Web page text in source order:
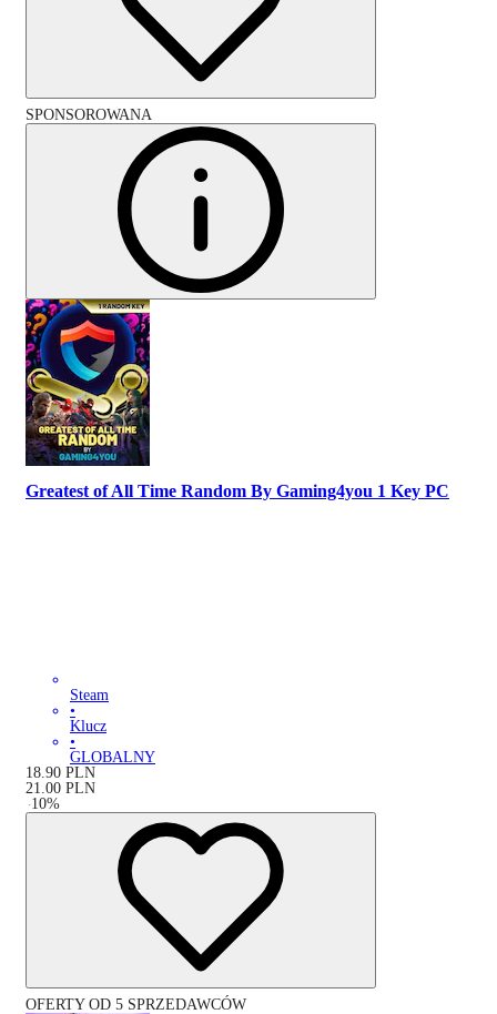
SPONSOROWANA
Greatest of All Time Random By Gaming4you 1 Key PC
Steam
•
Klucz
•
GLOBALNY
18.90 PLN
21.00 PLN
-10%
OFERTY OD 5 SPRZEDAWCÓW